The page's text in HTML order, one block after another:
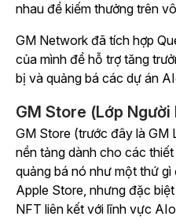
nhau để kiếm thưởng trên
GM Network đã tích hợp
của mình để hỗ trợ tăng
bị và quảng bá các dự án
GM Store (Lớp Người
GM Store (trước đây là GM
nền tảng dành cho các
quảng bá nó như một thứ
Apple Store, nhưng đặc
NFT liên kết với lĩnh vực